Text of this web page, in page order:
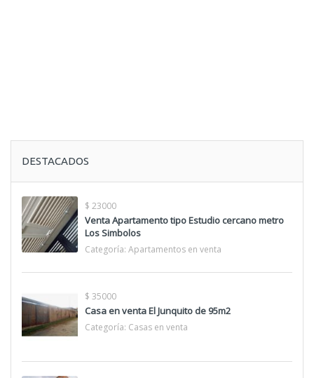
DESTACADOS
$ 23000
Venta Apartamento tipo Estudio cercano metro
Los Simbolos
Categoría: Apartamentos en venta
$ 35000
Casa en venta El Junquito de 95m2
Categoría: Casas en venta